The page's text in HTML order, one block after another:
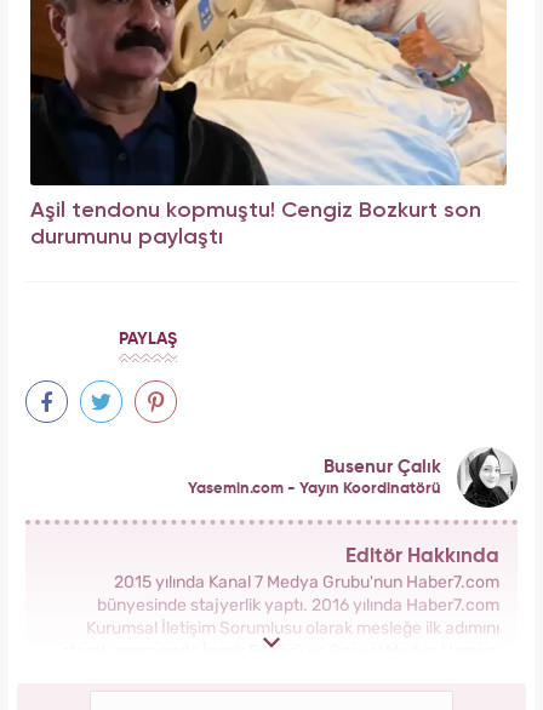
Aşil tendonu kopmuştu! Cengiz Bozkurt son
durumunu paylaştı
PAYLAŞ
Busenur Çalık
Yasemin.com - Yayın Koordinatörü
Editör Hakkında
2015 yılında Kanal 7 Medya Grubu'nun Haber7.com
bünyesinde stajyerlik yaptı. 2016 yılında Haber7.com
Kurumsal İletişim Sorumlusu olarak mesleğe ilk adımını
atarak sonrasında İçerik Editörü ve Sosyal Medya Uzmanı
Kadın Sitesinde önce Haber Editörü sonrasında Haber Şefi